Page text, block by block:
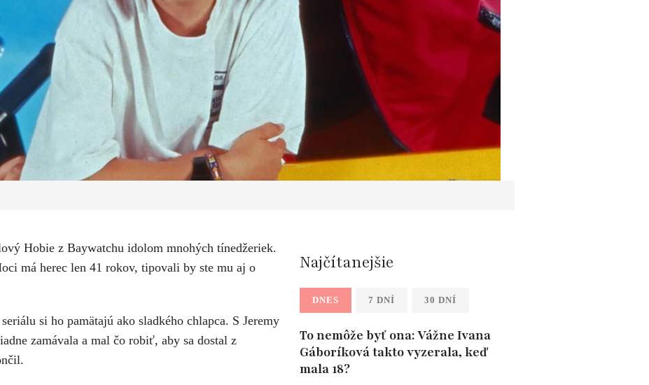
Hobie z Baywatchu idolom mnohých tínedžeriek.
má herec len 41 rokov, tipovali by ste mu aj o
si ho pamätajú ako sladkého chlapca. S Jeremy
zamávala a mal čo robiť, aby sa dostal z
Najčítanejšie
DNES 7 DNÍ 30 DNÍ
To nemôže byť ona: Vážne Ivana
Gáboríková takto vyzerala, keď
mala 18?